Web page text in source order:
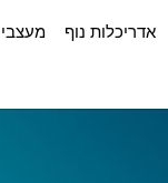
אדריכלות נוף